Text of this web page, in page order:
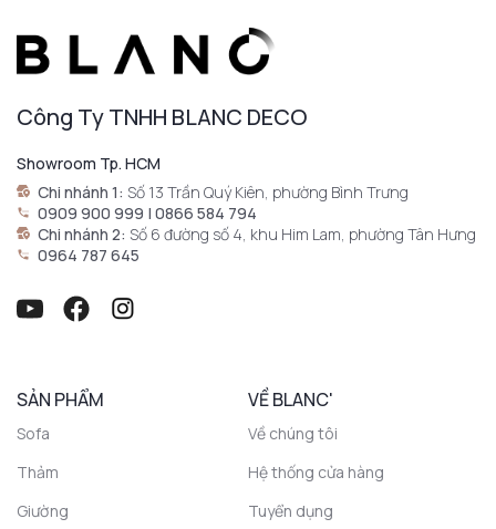
Công Ty TNHH BLANC DECO
Showroom Tp. HCM
Chi nhánh 1: Số 13 Trần Quý Kiên, phường Bình Trưng
0909 900 999 | 0866 584 794
Chi nhánh 2: Số 6 đường số 4, khu Him Lam, phường Tân Hưng
0964 787 645
SẢN PHẨM
Sofa
Thảm
Giường
VỀ BLANC'
Về chúng tôi
Hệ thống cửa hàng
Tuyển dụng